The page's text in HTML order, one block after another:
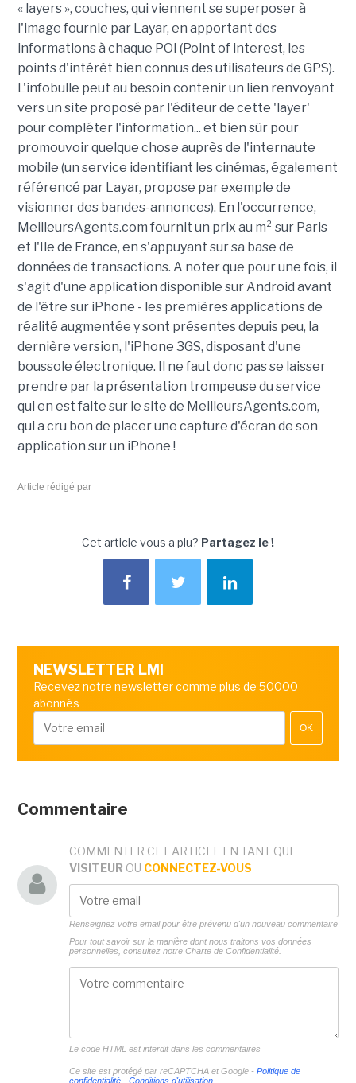
« layers », couches, qui viennent se superposer à
l'image fournie par Layar, en apportant des
informations à chaque POI (Point of interest, les
points d'intérêt bien connus des utilisateurs de GPS).
L'infobulle peut au besoin contenir un lien renvoyant
vers un site proposé par l'éditeur de cette 'layer'
pour compléter l'information... et bien sûr pour
promouvoir quelque chose auprès de l'internaute
mobile (un service identifiant les cinémas, également
référencé par Layar, propose par exemple de
visionner des bandes-annonces). En l'occurrence,
MeilleursAgents.com fournit un prix au m² sur Paris
et l'Ile de France, en s'appuyant sur sa base de
données de transactions. A noter que pour une fois, il
s'agit d'une application disponible sur Android avant
de l'être sur iPhone - les premières applications de
réalité augmentée y sont présentes depuis peu, la
dernière version, l'iPhone 3GS, disposant d'une
boussole électronique. Il ne faut donc pas se laisser
prendre par la présentation trompeuse du service
qui en est faite sur le site de MeilleursAgents.com,
qui a cru bon de placer une capture d'écran de son
application sur un iPhone !
Article rédigé par
Cet article vous a plu? Partagez le !
NEWSLETTER LMI
Recevez notre newsletter comme plus de 50000
abonnés
OK
Commentaire
COMMENTER CET ARTICLE EN TANT QUE
VISITEUR OU CONNECTEZ-VOUS
Renseignez votre email pour être prévenu d'un nouveau commentaire
Pour tout savoir sur la manière dont nous traitons vos données
personnelles, consultez notre Charte de Confidentialité.
Le code HTML est interdit dans les commentaires
Ce site est protégé par reCAPTCHA et Google - Politique de
confidentialité- Conditions d'utilisation